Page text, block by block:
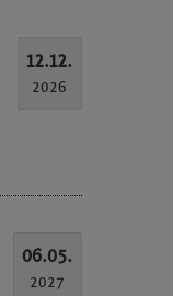
12.12.
2026
06.05.
2027